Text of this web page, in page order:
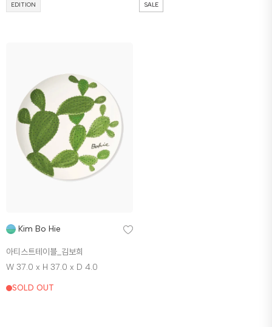
EDITION SALE
Kim Bo Hie
아티스트테이블_김보희
W 37.0 x H 37.0 x D 4.0
SOLD OUT